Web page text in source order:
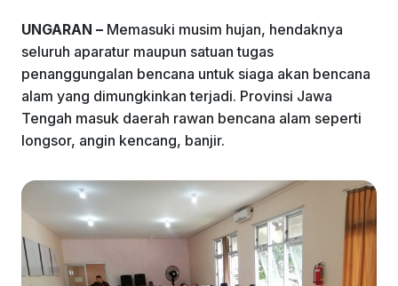
o
k
p
UNGARAN – Memasuki musim hujan, hendaknya
seluruh aparatur maupun satuan tugas
penanggungalan bencana untuk siaga akan bencana
alam yang dimungkinkan terjadi. Provinsi Jawa
Tengah masuk daerah rawan bencana alam seperti
longsor, angin kencang, banjir.